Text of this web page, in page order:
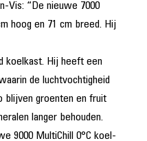
Vis: “De nieuwe 7000
hoog en 71 cm breed. Hij
koelkast. Hij heeft een
de luchtvochtigheid
blijven groenten en fruit
langer behouden.
9000 MultiChill 0°C koel-